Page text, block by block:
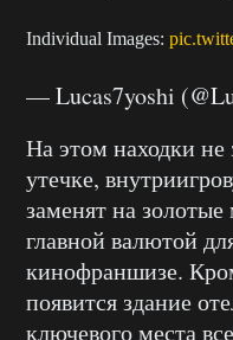
Individual Images:
— Lucas7yoshi
На этом находки не
утечке,
заменят на
главной валютой
кинофраншизе.
появится здание
ключевого места